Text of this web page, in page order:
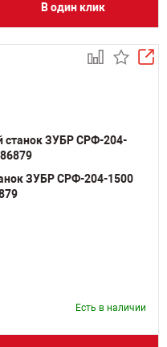
В один клик
ЗУБР СРФ-204-1500
Есть в наличии